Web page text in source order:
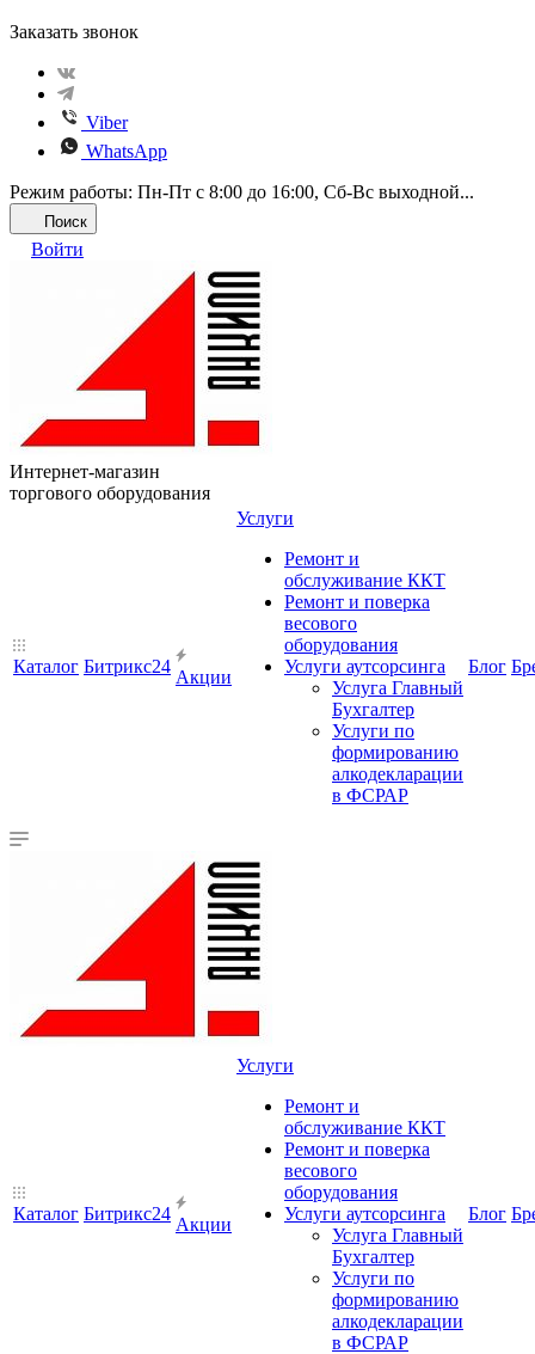
Заказать звонок
Viber
WhatsApp
Режим работы: Пн-Пт с 8:00 до 16:00, Cб-Вс выходной...
Поиск
Войти
Интернет-магазин
торгового оборудования
Каталог Битрикс24
Акции
Услуги
Ремонт и
обслуживание ККТ
Ремонт и поверка
весового
оборудования
Услуги аутсорсинга
Услуга Главный
Бухгалтер
Услуги по
формированию
алкодекларации
в ФСРАР
Блог
Каталог Битрикс24
Акции
Услуги
Ремонт и
обслуживание ККТ
Ремонт и поверка
весового
оборудования
Услуги аутсорсинга
Услуга Главный
Бухгалтер
Услуги по
формированию
алкодекларации
в ФСРАР
Блог